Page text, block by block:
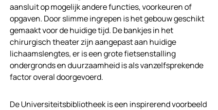
aansluit op mogelijk andere functies, voorkeuren of
opgaven. Door slimme ingrepen is het gebouw geschikt
gemaakt voor de huidige tijd. De bankjes in het
chirurgisch theater zijn aangepast aan huidige
lichaamslengtes, er is een grote fietsenstalling
ondergronds en duurzaamheid is als vanzelfsprekende
factor overal doorgevoerd.
De Universiteitsbibliotheek is een inspirerend voorbeeld